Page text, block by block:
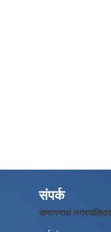
संपर्क
चन्दननाथ नगरपालिका